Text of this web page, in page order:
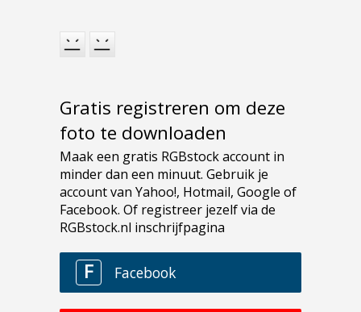
Gratis registreren om deze
foto te downloaden